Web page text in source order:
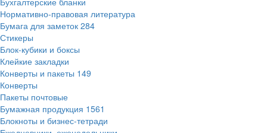
Нормативно-правовая литература
Бумага для заметок 284
Стикеры
Блок-кубики и боксы
Клейкие закладки
Конверты и пакеты 149
Конверты
Пакеты почтовые
Бумажная продукция 1561
Блокноты и бизнес-тетради